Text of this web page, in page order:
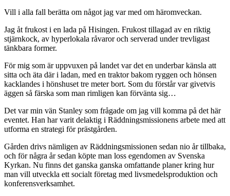
Vill i alla fall berätta om något jag var med om häromveckan.
Jag åt frukost i en lada på Hisingen. Frukost tillagad av en riktig
stjärnkock, av hyperlokala råvaror och serverad under trevligast
tänkbara former.
För mig som är uppvuxen på landet var det en underbar känsla att
sitta och äta där i ladan, med en traktor bakom ryggen och hönsen
kacklandes i hönshuset tre meter bort. Som du förstår var givetvis
äggen så färska som man rimligen kan förvänta sig…
Det var min vän Stanley som frågade om jag vill komma på det här
eventet. Han har varit delaktig i Räddningsmissionens arbete med att
utforma en strategi för prästgården.
Gården drivs nämligen av Räddningsmissionen sedan nio år tillbaka,
och för några år sedan köpte man loss egendomen av Svenska
Kyrkan. Nu finns det ganska ganska omfattande planer kring hur
man vill utveckla ett socialt företag med livsmedelsproduktion och
konferensverksamhet.